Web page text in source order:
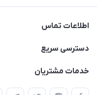
اطلاعات تماس
09012926386
دسترسی سریع
حساب کاربری
خدمات مشتریان
قوانین و مقررات